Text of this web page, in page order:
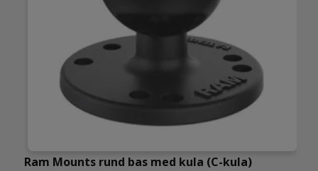
Ram Mounts rund bas med kula (C-kula)